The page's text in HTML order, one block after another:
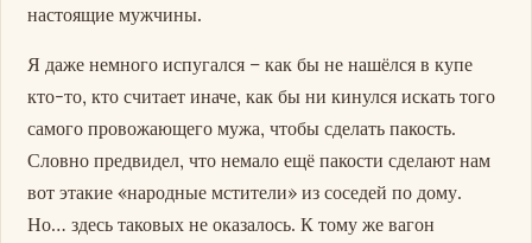
настоящие мужчины.
Я даже немного испугался – как бы не нашёлся в купе
кто-то, кто считает иначе, как бы ни кинулся искать того
самого провожающего мужа, чтобы сделать пакость.
Словно предвидел, что немало ещё пакости сделают нам
вот этакие «народные мстители» из соседей по дому.
Но… здесь таковых не оказалось. К тому же вагон